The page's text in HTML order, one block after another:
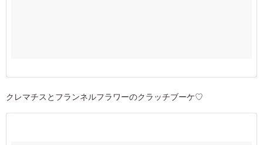
クレマチスとフランネルフラワーのクラッチブーケ♡